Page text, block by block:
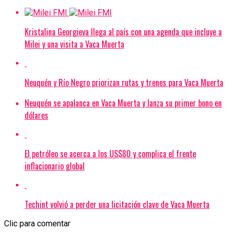
Kristalina Georgieva llega al país con una agenda que incluye a
Milei y una visita a Vaca Muerta
Neuquén y Río Negro priorizan rutas y trenes para Vaca Muerta
Neuquén se apalanca en Vaca Muerta y lanza su primer bono en
dólares
El petróleo se acerca a los US$80 y complica el frente
inflacionario global
Techint volvió a perder una licitación clave de Vaca Muerta
Clic para comentar